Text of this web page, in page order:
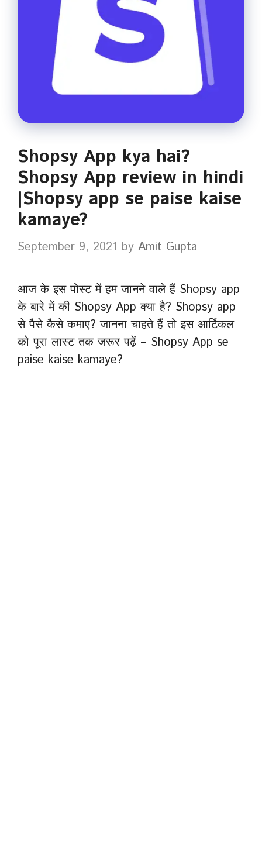
Shopsy App kya hai?
Shopsy App review in hindi
|Shopsy app se paise kaise
kamaye?
September 9, 2021 by Amit Gupta
आज के इस पोस्ट में हम जानने वाले हैं Shopsy app
के बारे में की Shopsy App क्या है? Shopsy app
से पैसे कैसे कमाए? जानना चाहते हैं तो इस आर्टिकल
को पूरा लास्ट तक जरूर पढ़ें – Shopsy App se
paise kaise kamaye?